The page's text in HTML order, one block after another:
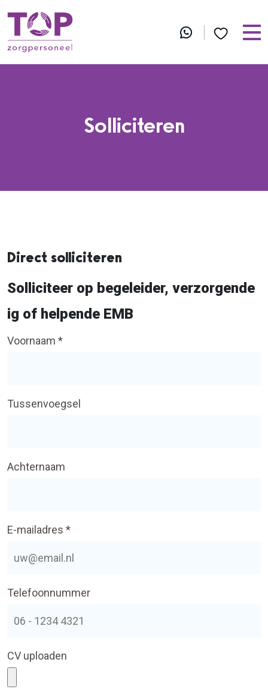
Solliciteren
Direct solliciteren
Solliciteer op begeleider, verzorgende
ig of helpende EMB
Voornaam *
Tussenvoegsel
Achternaam
E-mailadres *
Telefoonnummer
CV uploaden